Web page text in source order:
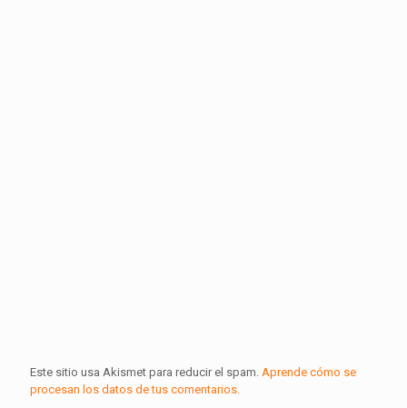
Este sitio usa Akismet para reducir el spam. Aprende cómo se
procesan los datos de tus comentarios.